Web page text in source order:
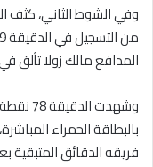
وفي الشوط الثاني، كثف
المدافع مالك زولا تألق
وشهدت
بالبطاقة الحمراء
فريقه الدقائق المتبقية